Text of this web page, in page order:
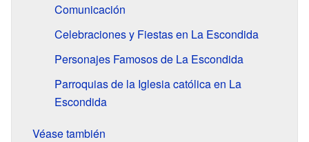
Comunicación
Celebraciones y Fiestas en La Escondida
Personajes Famosos de La Escondida
Parroquias de la Iglesia católica en La
Escondida
Véase también